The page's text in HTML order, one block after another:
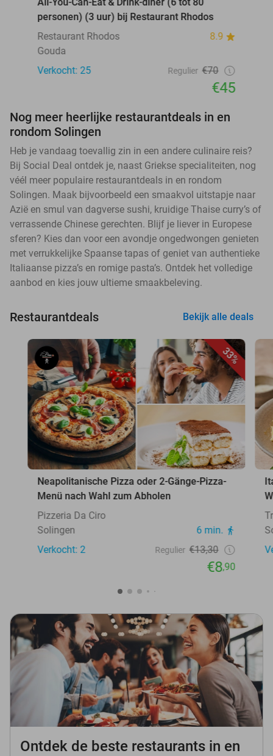
personen) (3 uur) bij Restaurant Rhodos
Restaurant Rhodos
8.9
Gouda
Verkocht: 25
Regulier €70
€45
Nog meer heerlijke restaurantdeals in en
rondom Solingen
Heb je vandaag toevallig zin in een andere culinaire reis?
Bij Social Deal ontdek je, naast Griekse specialiteiten, nog
véél meer populaire restaurantdeals in en rondom
Solingen. Maak bijvoorbeeld een smaakvol uitstapje naar
Azië en smul van dagverse sushi, kruidige Thaise curry’s of
verrassende Chinese gerechten. Blijf je liever in Europese
sferen? Kies dan voor een avondje ongedwongen genieten
met verrukkelijke Spaanse tapas of geniet van authentieke
Italiaanse pizza’s en romige pasta’s. Ontdek het volledige
aanbod en kies jouw ultieme smaakbeleving.
Restaurantdeals Bekijk alle deals
33%
Neapolitanische Pizza oder 2-Gänge-Pizza-
Menü nach Wahl zum Abholen
Pizzeria Da Ciro
Solingen
6 min.
Verkocht: 2
Regulier €13,30
€8,90
Ontdek de beste restaurants in en